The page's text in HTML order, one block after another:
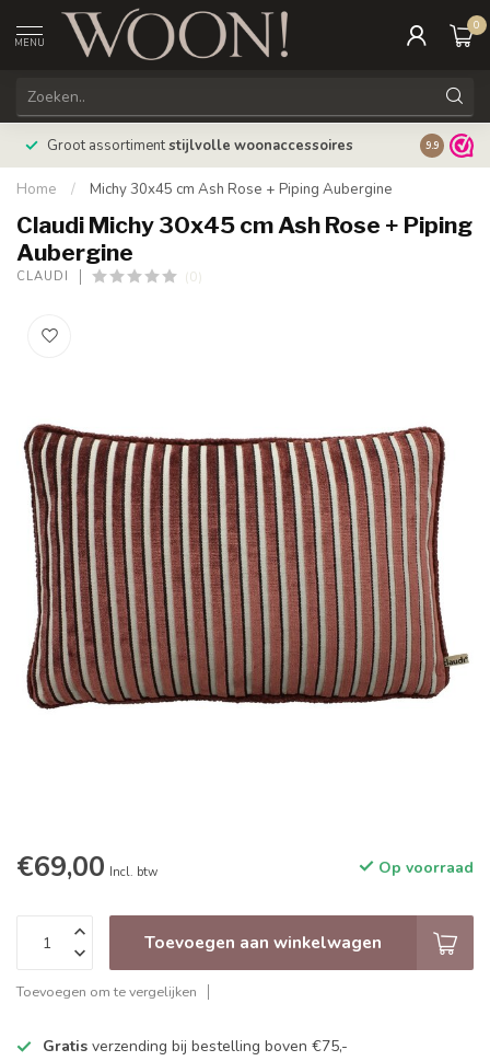
MENU
0
Groot assortimentstijlvolle woonaccessoires 9.9
Home / Michy 30x45 cm Ash Rose + Piping Aubergine
Claudi Michy 30x45 cm Ash Rose + Piping
Aubergine
CLAUDI (0)
€69,00 Incl. btw Op voorraad
Toevoegen aan winkelwagen
Toevoegen om te vergelijken
Gratis verzending bij bestelling boven €75,-